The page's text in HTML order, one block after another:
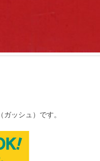
ッシュ）です。